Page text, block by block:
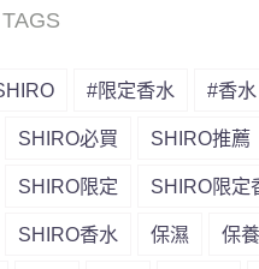
#限定香水 #香水
SHIRO必買 SHIRO推薦
SHIRO限定 SHIRO限定
SHIRO香水 保濕 保養